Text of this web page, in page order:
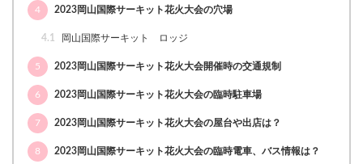
4 2023岡山国際サーキット花火大会の穴場
4.1 岡山国際サーキット ロッジ
5 2023岡山国際サーキット花火大会開催時の交通規制
6 2023岡山国際サーキット花火大会の臨時駐車場
7 2023岡山国際サーキット花火大会の屋台や出店は？
8 2023岡山国際サーキット花火大会の臨時電車、バス情報は？